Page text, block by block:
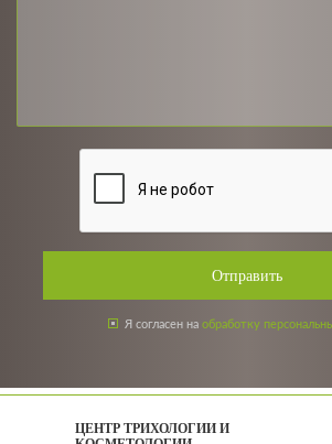
Отправить
Я согласен на обработку
ЦЕНТР ТРИХОЛОГИИ И